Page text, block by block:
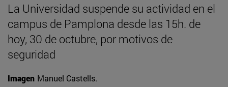
La Universidad suspende su actividad en el
campus de Pamplona desde las 15h. de
hoy, 30 de octubre, por motivos de
seguridad
Imagen Manuel Castells.